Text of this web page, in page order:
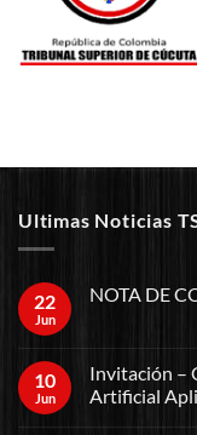
Ultimas Noticias
22
Jun
NOTA DE
10
Jun
Invitación –
Artificial